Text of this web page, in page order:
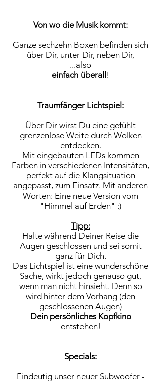
Von wo die Musik kommt:
Ganze sechzehn Boxen befinden sich
über Dir, unter Dir, neben Dir,
...also
einfach überall !
Traumfänger Lichtspiel:
Über Dir wirst Du eine gefühlt
grenzenlose Weite durch Wolken
entdecken.
Mit eingebauten LEDs kommen
Farben in verschiedenen Intensitäten,
perfekt auf die Klangsituation
angepasst, zum Einsatz. Mit anderen
Worten: Eine neue Version vom
"Himmel auf Erden" :)
Tipp:
Halte während Deiner Reise die
Augen geschlossen und sei somit
ganz für Dich.
Das Lichtspiel ist eine wunderschöne
Sache, wirkt jedoch genauso gut,
wenn man nicht hinsieht. Denn so
wird hinter dem Vorhang (den
geschlossenen Augen)
Dein persönliches Kopfkino
entstehen!
Specials:
Eindeutig unser neuer Subwoofer -